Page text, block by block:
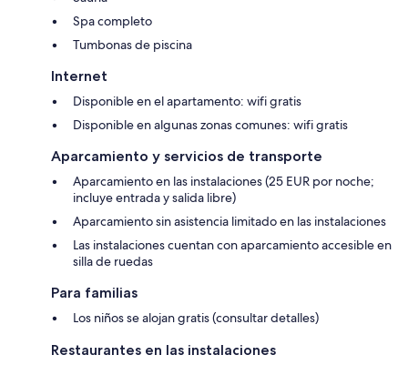
Spa completo
Tumbonas de piscina
Internet
Disponible en el apartamento: wifi gratis
Disponible en algunas zonas comunes: wifi gratis
Aparcamiento y servicios de transporte
Aparcamiento en las instalaciones (25 EUR por noche;
incluye entrada y salida libre)
Aparcamiento sin asistencia limitado en las instalaciones
Las instalaciones cuentan con aparcamiento accesible en
silla de ruedas
Para familias
Los niños se alojan gratis (consultar detalles)
Restaurantes en las instalaciones